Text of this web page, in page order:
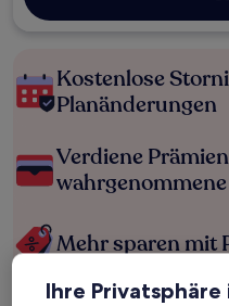
Kostenlose
Planänderungen
Verdiene
Mehr sparen mit
Ihre Privatsphäre